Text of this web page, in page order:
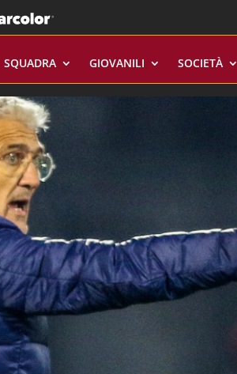
SQUADRA GIOVANILI SOCIETÀ